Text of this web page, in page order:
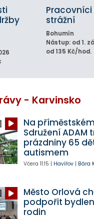
strážní
Bohumín
Nástup: od 1.
od 135 Kč/hod.
- Karvinsko
Na
Sdružení ADAM
prázdniny 65
autismem
Včera 11:15 | Havířov| Bára
Město Orlová
podpořit
rodin